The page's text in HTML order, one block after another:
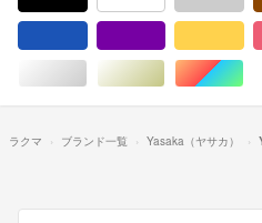
シルバー/銀色系ゴールド/金色系
マ
ラクマ ブランド一覧 Yasaka（ヤサカ）